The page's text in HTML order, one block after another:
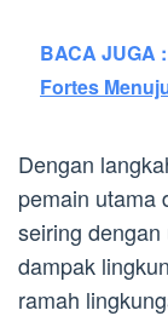
BACA JUGA :
Fortes
Dengan
pemain utama
seiring
dampak
ramah